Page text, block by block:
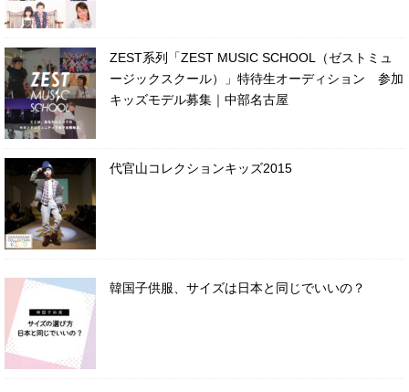
ZEST系列「ZEST MUSIC SCHOOL（ゼストミュ
ージックスクール）」特待生オーディション 参加
キッズモデル募集｜中部名古屋
代官山コレクションキッズ2015
韓国子供服、サイズは日本と同じでいいの？